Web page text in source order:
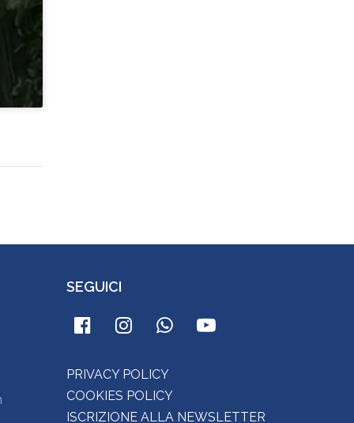
SEGUICI
PRIVACY POLICY
COOKIES POLICY
ISCRIZIONE ALLA NEWSLETTER